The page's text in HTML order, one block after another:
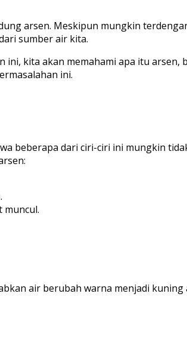
arsen. Meskipun mungkin
sumber air kita.
kita akan memahami apa itu arsen,
ini.
beberapa dari ciri-ciri ini mungkin
muncul.
air berubah warna menjadi kuning